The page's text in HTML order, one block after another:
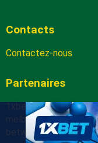
Contacts
Contactez-nous
Partenaires